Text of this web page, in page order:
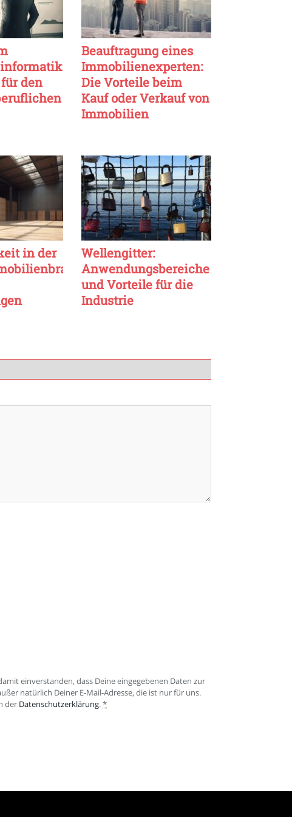
den
Beauftragung eines
Immobilienexperten:
Die Vorteile beim
Kauf oder Verkauf von
Immobilien
in der
Wellengitter:
Anwendungsbereiche
und Vorteile für die
Industrie
einverstanden, dass Deine eingegebenen Daten zur
natürlich Deiner E-Mail-Adresse, die ist nur für uns.
der Datenschutzerklärung.*